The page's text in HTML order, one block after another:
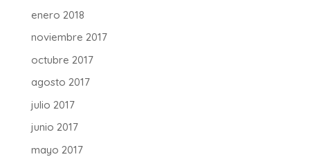
enero 2018
noviembre 2017
octubre 2017
agosto 2017
julio 2017
junio 2017
mayo 2017